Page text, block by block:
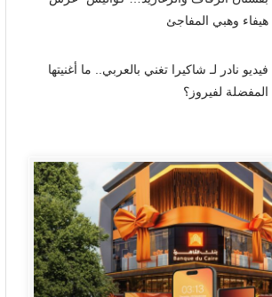
هيفاء وهبي المفاجئ
فيديو نادر لـ شاكيرا تغني بالعربي.. ما أغنيتها
المفضلة لفيروز؟